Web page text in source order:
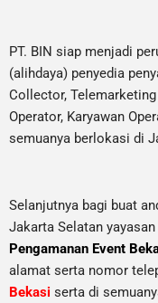
PT. BIN siap menjadi
(alihdaya) penyedia
Collector, Telemarketing
Operator, Karyawan
semuanya berlokasi di
Selanjutnya bagi buat
Jakarta Selatan
Pengamanan Event
alamat serta nomor
Bekasi serta di